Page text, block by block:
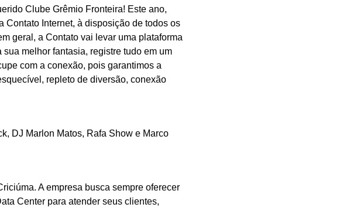
Clube Grêmio Fronteira! Este ano,
Contato Internet, à disposição de todos os
geral, a Contato vai levar uma plataforma
melhor fantasia, registre tudo em um
com a conexão, pois garantimos a
repleto de diversão, conexão
DJ Marlon Matos, Rafa Show e Marco
A empresa busca sempre oferecer
Center para atender seus clientes,